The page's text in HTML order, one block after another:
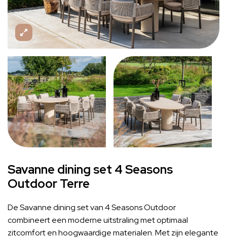
Savanne dining set 4 Seasons
Outdoor Terre
De Savanne dining set van 4 Seasons Outdoor
combineert een moderne uitstraling met optimaal
zitcomfort en hoogwaardige materialen. Met zijn elegante